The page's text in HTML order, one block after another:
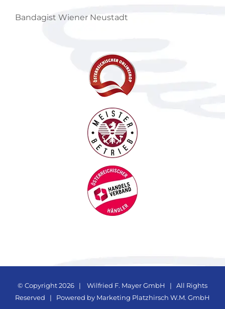
Bandagist Wiener Neustadt
© Copyright2026 | Wilfried F. Mayer GmbH
| All Rights
Reserved | Powered by Marketing Platzhirsch W.M. GmbH